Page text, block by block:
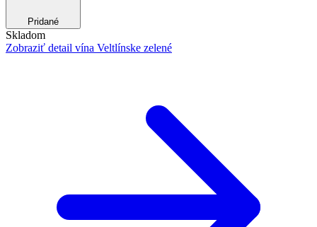
Pridané
Skladom
Zobraziť detail vína Veltlínske zelené